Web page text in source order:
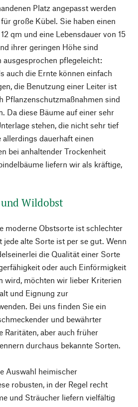
Platz angepasst werden
große Kübel. Sie haben einen
qm und eine Lebensdauer von 15
ihrer geringen Höhe sind
ausgesprochen pflegeleicht:
auch die Ernte können einfach
die Benutzung einer Leiter ist
Pflanzenschutzmaßnahmen sind
Da diese Bäume auf einer sehr
stehen, die nicht sehr tief
dauerhaft einen
bei anhaltender Trockenheit
liefern wir als kräftige,
Wildobst
moderne Obstsorte ist schlechter
jede alte Sorte ist per se gut. Wenn
die Qualität einer Sorte
oder auch Einförmigkeit
wird, möchten wir lieber Kriterien
und Eignung zur
Bei uns finden Sie ein
und bewährter
Raritäten, aber auch früher
durchaus bekannte Sorten.
Auswahl heimischer
robusten, in der Regel recht
und Sträucher liefern vielfältig